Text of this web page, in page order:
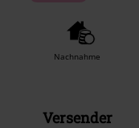
Nachnahme
Versender